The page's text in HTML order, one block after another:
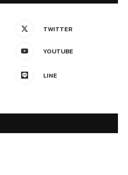
TWITTER
YOUTUBE
LINE